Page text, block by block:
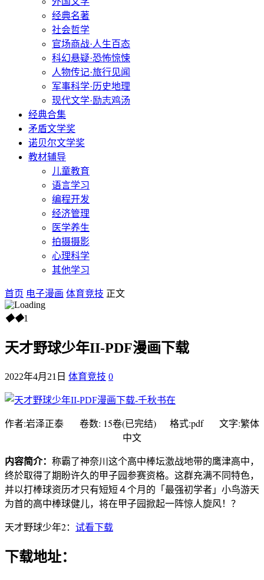
经典名著
社会哲学
官场商战·人生百态
科幻悬疑·恐怖惊悚
人物传记·旅行见闻
军事科学·历史地理
现代文学·励志鸡汤
经典合集
矛盾文学奖
诺贝尔文学奖
教材辅导
儿童教育
语言学习
编程开发
经济管理
医学养生
拍摄摄影
心理科学
其他学习
首页 电子漫画 体育竞技 正文
◆◆1
天才野球少年II-PDF漫画下载
2022年4月21日 体育竞技 0
作者:岩泽正泰 卷数: 15卷(已完结) 格式:pdf 文字:繁体
中文
内容简介： 称霸了神奈川这个高中棒坛激战地带的鹰津高中，
终於取得了期盼许久的甲子园参赛资格。这群充满不同特色，
并以打棒球资历才只有短短４个月的「最强初学者」小鸟游天
为首的高中棒球健儿，将在甲子园掀起一阵惊人旋风！？
天才野球少年2： 试看下载
下载地址：